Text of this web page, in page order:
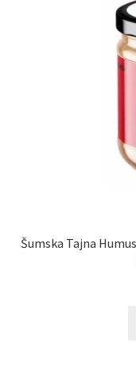
Special people
Šumska Tajna